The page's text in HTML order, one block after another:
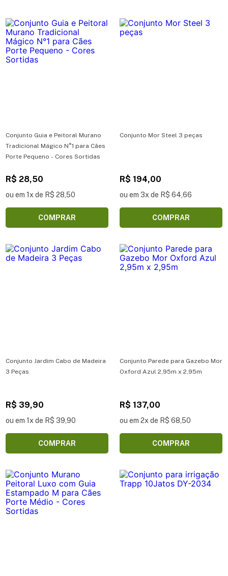
Conjunto Guia e Peitoral Murano
Tradicional Mágico N°1 para Cães
Porte Pequeno - Cores Sortidas
R$ 28,50
ou em 1x de R$ 28,50
COMPRAR
Conjunto Mor Steel 3 peças
R$ 194,00
ou em 3x de R$ 64,66
COMPRAR
Conjunto Jardim Cabo de Madeira
3 Peças
R$ 39,90
ou em 1x de R$ 39,90
COMPRAR
Conjunto Parede para Gazebo Mor
Oxford Azul 2,95m x 2,95m
R$ 137,00
ou em 2x de R$ 68,50
COMPRAR